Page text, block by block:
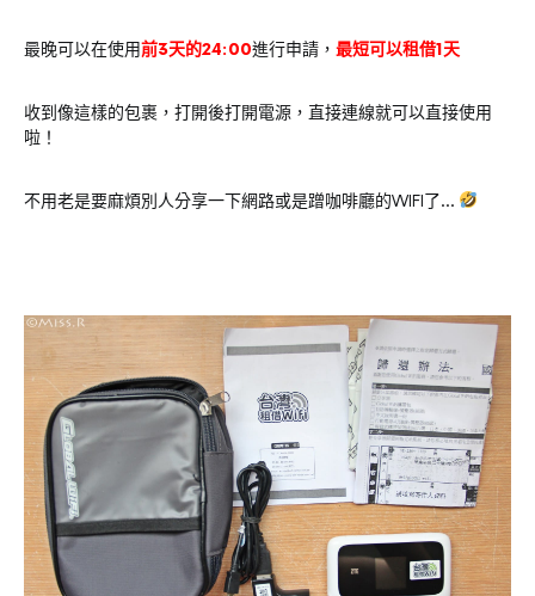
最晚可以在使用前3天的24:00進行申請， 最短可以租借1天
收到像這樣的包裹，打開後打開電源，直接連線就可以直接使用
啦！
不用老是要麻煩別人分享一下網路或是蹭咖啡廳的WIFI了…